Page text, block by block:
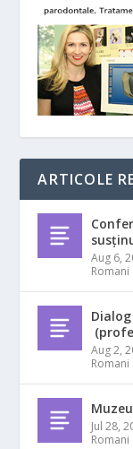
ARTICOLE
Aug 6,
Aug 2,
Jul 28,